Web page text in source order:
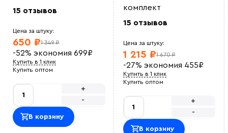
15 отзывов
Цена за штуку:
1 349 ₽
650 ₽
-52% экономия 699₽
Купить в 1 клик
Купить оптом
-
+
В корзину
комплект
15 отзывов
Цена за штуку:
1 670 ₽
1 215 ₽
-27% экономия 455₽
Купить в 1 клик
Купить оптом
-
+
В корзину